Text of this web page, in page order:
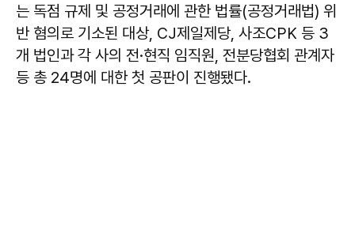
는 독점 규제 및 공정거래에 관한 법률(공정거래법) 위
반 혐의로 기소된 대상, CJ제일제당, 사조CPK 등 3
개 법인과 각 사의 전·현직 임직원, 전분당협회 관계자
등 총 24명에 대한 첫 공판이 진행됐다.